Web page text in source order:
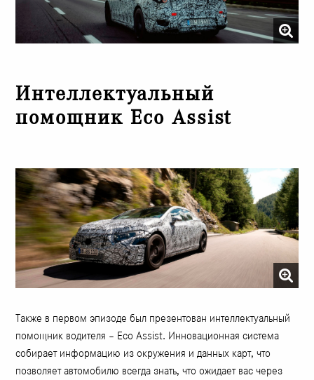
Интеллектуальный
помощник Eco Assist
Также в первом эпизоде был презентован интеллектуальный
помощник водителя – Eco Assist. Инновационная система
собирает информацию из окружения и данных карт, что
позволяет автомобилю всегда знать, что ожидает вас через